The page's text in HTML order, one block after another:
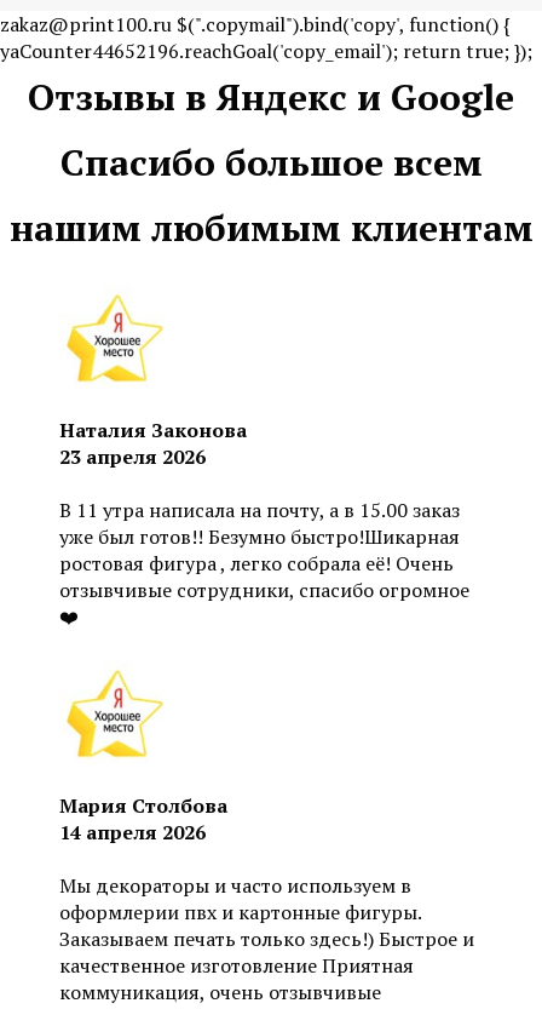
zakaz@print100.ru $(".copymail").bind('copy', function() {
yaCounter44652196.reachGoal('copy_email'); return true; });
Отзывы в Яндекс и Google
Спасибо большое всем
нашим любимым клиентам
Наталия Законова
23 апреля 2026
В 11 утра написала на почту, а в 15.00 заказ
уже был готов!! Безумно быстро!Шикарная
ростовая фигура , легко собрала её! Очень
отзывчивые сотрудники, спасибо огромное
❤️
Мария Столбова
14 апреля 2026
Мы декораторы и часто используем в
оформлерии пвх и картонные фигуры.
Заказываем печать только здесь!) Быстрое и
качественное изготовление Приятная
коммуникация, очень отзывчивые